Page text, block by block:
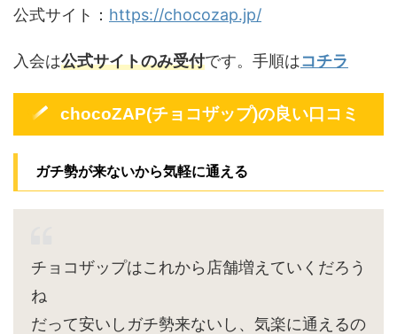
公式サイト： https://chocozap.jp/
入会は公式サイトのみ受付です。手順はコチラ
chocoZAP(チョコザップ)の良い口コミ
ガチ勢が来ないから気軽に通える
チョコザップはこれから店舗増えていくだろう
ね
だって安いしガチ勢来ないし、気楽に通えるの